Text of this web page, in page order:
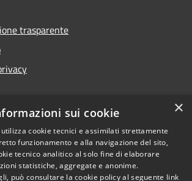
trasparente
di accessibilità
Copyright © 2026 • Comune di
×
sui cookie
cookie tecnici e assimilati strettamente
funzionamento e alla navigazione del sito,
tecnico analitico al solo fine di elaborare
statistiche, aggregate e anonime.
può consultare la cookie policy al seguente link